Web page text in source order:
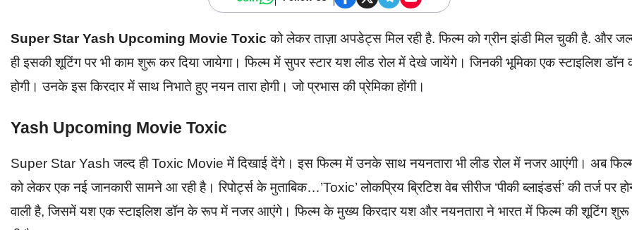
Super Star Yash Upcoming Movie Toxicको लेकर ताज़ा अपडेट्स मिल रही है. फिल्म को ग्रीन झंडी मिल चुकी है. और
ही इसकी शूटिंग पर भी काम शुरू कर दिया जायेगा। फिल्म में सुपर स्टार यश लीड रोल में देखे जायेंगे। जिनकी भूमिका एक स्टाइलिश डॉन
होगी। उनके इस किरदार में साथ निभाते हुए नयन तारा होगी। जो प्रभास की प्रेमिका होंगी।
Yash Upcoming Movie Toxic
Super Star Yash जल्द ही Toxic Movie में दिखाई देंगे। इस फिल्म में उनके साथ नयनतारा भी लीड रोल में नजर आएंगी। अब
को लेकर एक नई जानकारी सामने आ रही है। रिपोर्ट्स के मुताबिक…’Toxic’ लोकप्रिय ब्रिटिश वेब सीरीज ‘पीकी ब्लाइंडर्स’ की तर्ज पर
वाली है, जिसमें यश एक स्टाइलिश डॉन के रूप में नजर आएंगे। फिल्म के मुख्य किरदार यश और नयनतारा ने भारत में फिल्म की शूटिंग